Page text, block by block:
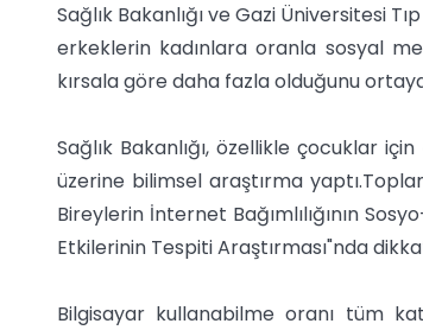
Sağlık Bakanlığı ve Gazi Üniversitesi
erkeklerin kadınlara oranla sosyal
kırsala göre daha fazla olduğunu
Sağlık Bakanlığı, özellikle çocuklar
üzerine bilimsel araştırma
Bireylerin İnternet Bağımlılığının
Etkilerinin Tespiti Araştırması"nda
Bilgisayar kullanabilme oranı tüm